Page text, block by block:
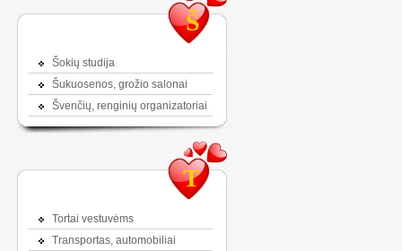
Š
Šokių studija
Šukuosenos, grožio salonai
Švenčių, renginių organizatoriai
T
Tortai vestuvėms
Transportas, automobiliai